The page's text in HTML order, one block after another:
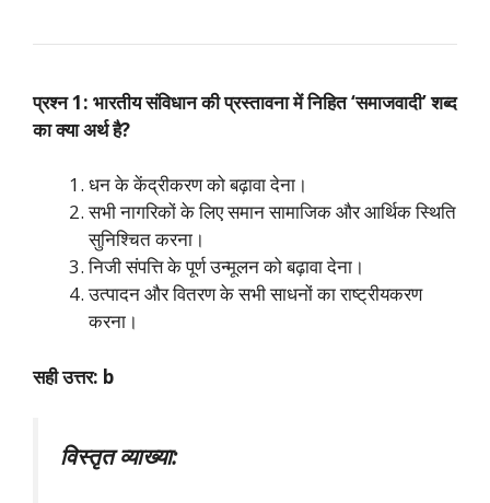
प्रश्न 1: भारतीय संविधान की प्रस्तावना में निहित ‘समाजवादी’ शब्द
का क्या अर्थ है?
धन के केंद्रीकरण को बढ़ावा देना।
सभी नागरिकों के लिए समान सामाजिक और आर्थिक स्थिति
सुनिश्चित करना।
निजी संपत्ति के पूर्ण उन्मूलन को बढ़ावा देना।
उत्पादन और वितरण के सभी साधनों का राष्ट्रीयकरण
करना।
सही उत्तर: b
विस्तृत व्याख्या: